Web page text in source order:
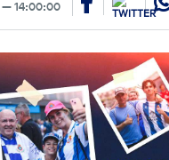
14:00:00